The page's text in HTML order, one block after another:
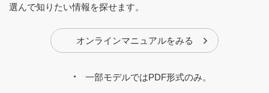
選んで知りたい情報を探せます。
オンラインマニュアルをみる
一部モデルではPDF形式のみ。